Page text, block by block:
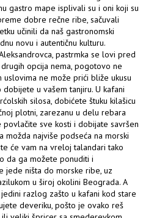
gastro mape isplivali su i oni koji su
dobre rečne ribe, sačuvali
učinili da naš gastronomski
novu i autentičnu kulturu.
pastrmka se lovi pred
opcija nema, pogotovo ne
ne može prići bliže ukusu
u vašem tanjiru. U kafani
silosa, dobićete štuku kilašicu
plotni, zarezanu u delu rebara
sve kosti i dobijate savršen
najviše podseća na morski
će vam na vreloj talandari tako
da ga možete ponuditi i
jede ništa do morske ribe, uz
u široj okolini Beograda. A
razlog zašto u kafani kod stare
deveriku, pošto je ovako reš